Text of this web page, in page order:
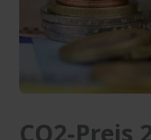
CO2-Preis